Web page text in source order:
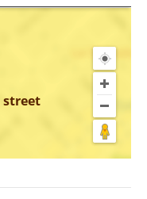
street